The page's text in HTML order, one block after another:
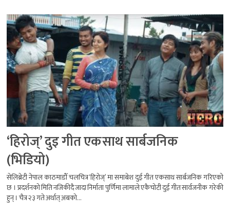
‘हिरोज्’ दुइ गीत एकसाथ सार्बजनिक
(भिडियो)
सेलिब्रेटी नेपाल काठमाडौँ चलचित्र ‘हिरोज्’ मा समाबेश दुई गीत एकसाथ सार्बजनिक गरिएको
छ । प्रदर्शनको मिति नजिकीदै जादा निर्माता पुर्णिमा लामाले एकैचोटी दुई गीत सार्वजनीक गरेकी
हुन् । चैत्र २३ गते अर्थात् अबको...